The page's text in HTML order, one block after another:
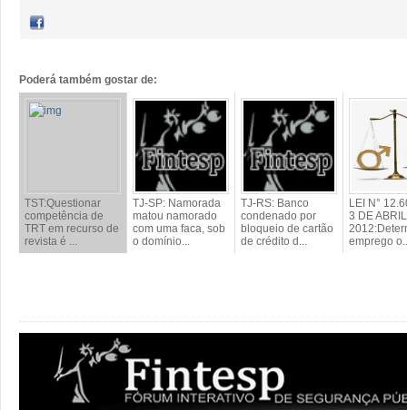
Poderá também gostar de:
TST:Questionar
competência de
TRT em recurso de
revista é ...
TJ-SP: Namorada
matou namorado
com uma faca, sob
o domínio...
TJ-RS: Banco
condenado por
bloqueio de cartão
de crédito d...
LEI N°
3 DE
emprego